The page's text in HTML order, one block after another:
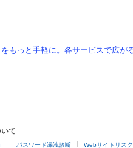
もっと手軽に。各サービスで広が
て
パスワード漏洩診断 Webサイトリス